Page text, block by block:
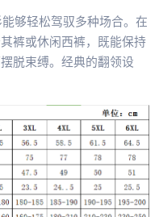
够轻松驾驭多种场合。在
裤或休闲西裤，既能保持
脱束缚。经典的翻领设